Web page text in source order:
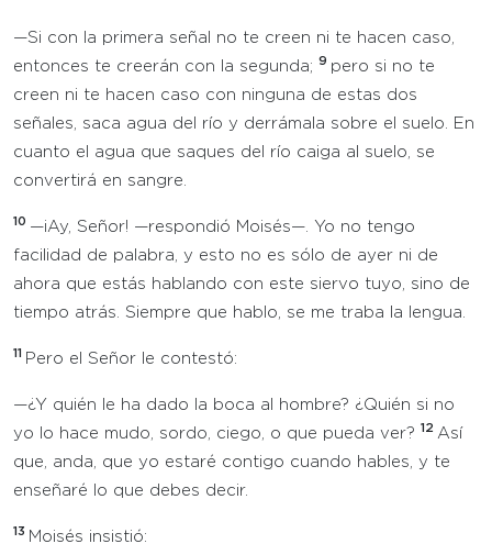
—Si con la primera señal no te creen ni te hacen caso,
entonces te creerán con la segunda; 9 pero si no te
creen ni te hacen caso con ninguna de estas dos
señales, saca agua del río y derrámala sobre el suelo. En
cuanto el agua que saques del río caiga al suelo, se
convertirá en sangre.
10 —¡Ay, Señor! —respondió Moisés—. Yo no tengo
facilidad de palabra, y esto no es sólo de ayer ni de
ahora que estás hablando con este siervo tuyo, sino de
tiempo atrás. Siempre que hablo, se me traba la lengua.
11 Pero el Señor le contestó:
—¿Y quién le ha dado la boca al hombre? ¿Quién si no
yo lo hace mudo, sordo, ciego, o que pueda ver? 12 Así
que, anda, que yo estaré contigo cuando hables, y te
enseñaré lo que debes decir.
13 Moisés insistió: